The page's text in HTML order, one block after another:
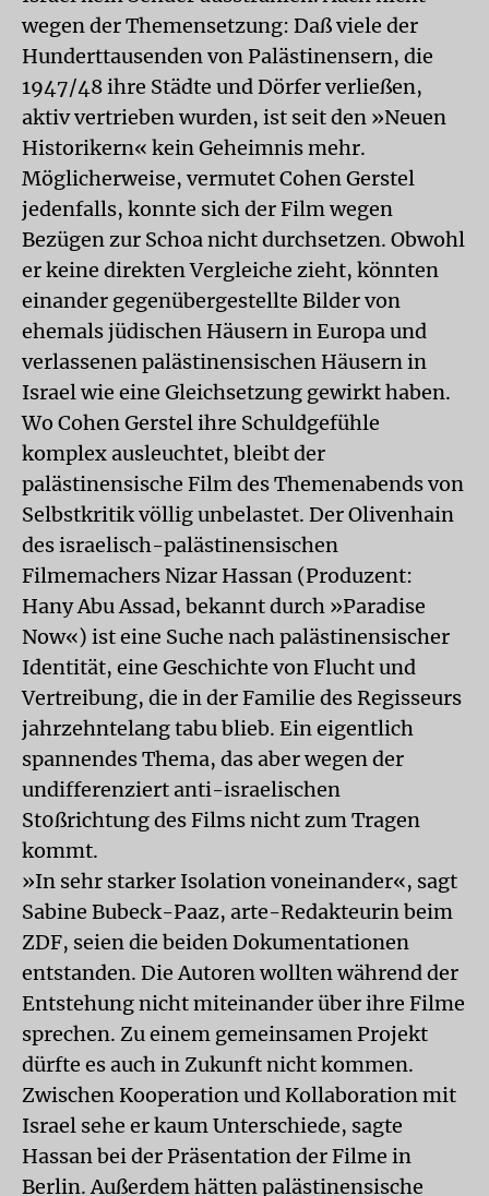
wegen der Themensetzung: Daß viele der
Hunderttausenden von Palästinensern, die
1947/48 ihre Städte und Dörfer verließen,
aktiv vertrieben wurden, ist seit den »Neuen
Historikern« kein Geheimnis mehr.
Möglicherweise, vermutet Cohen Gerstel
jedenfalls, konnte sich der Film wegen
Bezügen zur Schoa nicht durchsetzen. Obwohl
er keine direkten Vergleiche zieht, könnten
einander gegenübergestellte Bilder von
ehemals jüdischen Häusern in Europa und
verlassenen palästinensischen Häusern in
Israel wie eine Gleichsetzung gewirkt haben.
Wo Cohen Gerstel ihre Schuldgefühle
komplex ausleuchtet, bleibt der
palästinensische Film des Themenabends von
Selbstkritik völlig unbelastet. Der Olivenhain
des israelisch-palästinensischen
Filmemachers Nizar Hassan (Produzent:
Hany Abu Assad, bekannt durch »Paradise
Now«) ist eine Suche nach palästinensischer
Identität, eine Geschichte von Flucht und
Vertreibung, die in der Familie des Regisseurs
jahrzehntelang tabu blieb. Ein eigentlich
spannendes Thema, das aber wegen der
undifferenziert anti-israelischen
St0ßrichtung des Films nicht zum Tragen
kommt.
»In sehr starker Isolation voneinander«, sagt
Sabine Bubeck-Paaz, arte-Redakteurin beim
ZDF, seien die beiden Dokumentationen
entstanden. Die Autoren wollten während der
Entstehung nicht miteinander über ihre Filme
sprechen. Zu einem gemeinsamen Projekt
dürfte es auch in Zukunft nicht kommen.
Zwischen Kooperation und Kollaboration mit
Israel sehe er kaum Unterschiede, sagte
Hassan bei der Präsentation der Filme in
Berlin. Außerdem hätten palästinensische